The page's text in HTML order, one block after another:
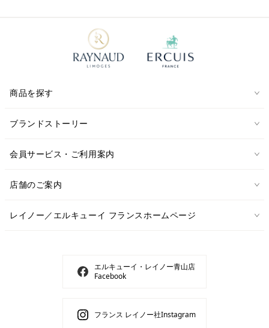
商品を探す
ブランドストーリー
会員サービス・ご利用案内
店舗のご案内
レイノー／エルキューイ フランスホームページ
エルキューイ・レイノー青山店
Facebook
フランス レイノー社Instagram